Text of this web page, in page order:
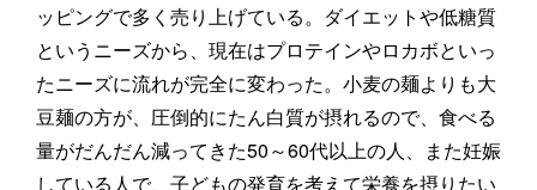
ッピングで多く売り上げている。ダイエットや低糖質
というニーズから、現在はプロテインやロカボといっ
たニーズに流れが完全に変わった。小麦の麺よりも大
豆麺の方が、圧倒的にたん白質が摂れるので、食べる
量がだんだん減ってきた50～60代以上の人、また妊娠
している人で、子どもの発育を考えて栄養を摂りたい